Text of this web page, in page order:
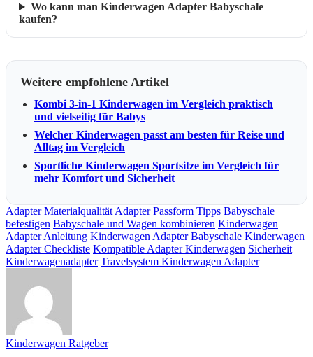
Wo kann man Kinderwagen Adapter Babyschale
kaufen?
Weitere empfohlene Artikel
Kombi 3-in-1 Kinderwagen im Vergleich praktisch
und vielseitig für Babys
Welcher Kinderwagen passt am besten für Reise und
Alltag im Vergleich
Sportliche Kinderwagen Sportsitze im Vergleich für
mehr Komfort und Sicherheit
Adapter Materialqualität Adapter Passform Tipps Babyschale
befestigen Babyschale und Wagen kombinieren Kinderwagen
Adapter Anleitung Kinderwagen Adapter Babyschale Kinderwagen
Adapter Checkliste Kompatible Adapter Kinderwagen Sicherheit
Kinderwagenadapter Travelsystem Kinderwagen Adapter
Kinderwagen Ratgeber